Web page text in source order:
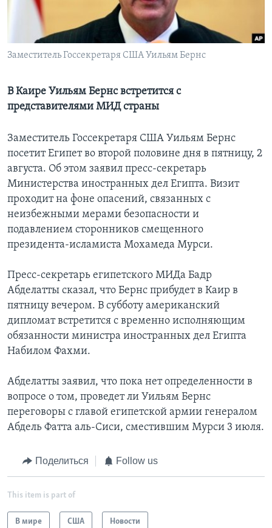
Learning English
СОЦИАЛЬНЫЕ СЕТИ
Языки
Заместитель Госсекретаря США Уильям Бернс
В Каире Уильям Бернс встретится с
представителями МИД страны
Заместитель Госсекретаря США Уильям Бернс
посетит Египет во второй половине дня в пятницу, 2
августа. Об этом заявил пресс-секретарь
Министерства иностранных дел Египта. Визит
проходит на фоне опасений, связанных с
неизбежными мерами безопасности и
подавлением сторонников смещенного
президента-исламиста Мохамеда Мурси.
Пресс-секретарь египетского МИДа Бадр
Абделатты сказал, что Бернс прибудет в Каир в
пятницу вечером. В субботу американский
дипломат встретится с временно исполняющим
обязанности министра иностранных дел Египта
Набилом Фахми.
Абделатты заявил, что пока нет определенности в
вопросе о том, проведет ли Уильям Бернс
переговоры с главой египетской армии генералом
Абдель Фатта аль-Сиси, сместившим Мурси 3 июля.
Поделиться Follow us
This item is part of
В мире США Новости